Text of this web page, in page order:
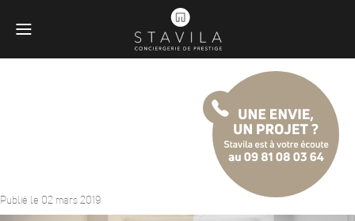
Remise en état de votre
propriété
Publié le 02 mars 2019